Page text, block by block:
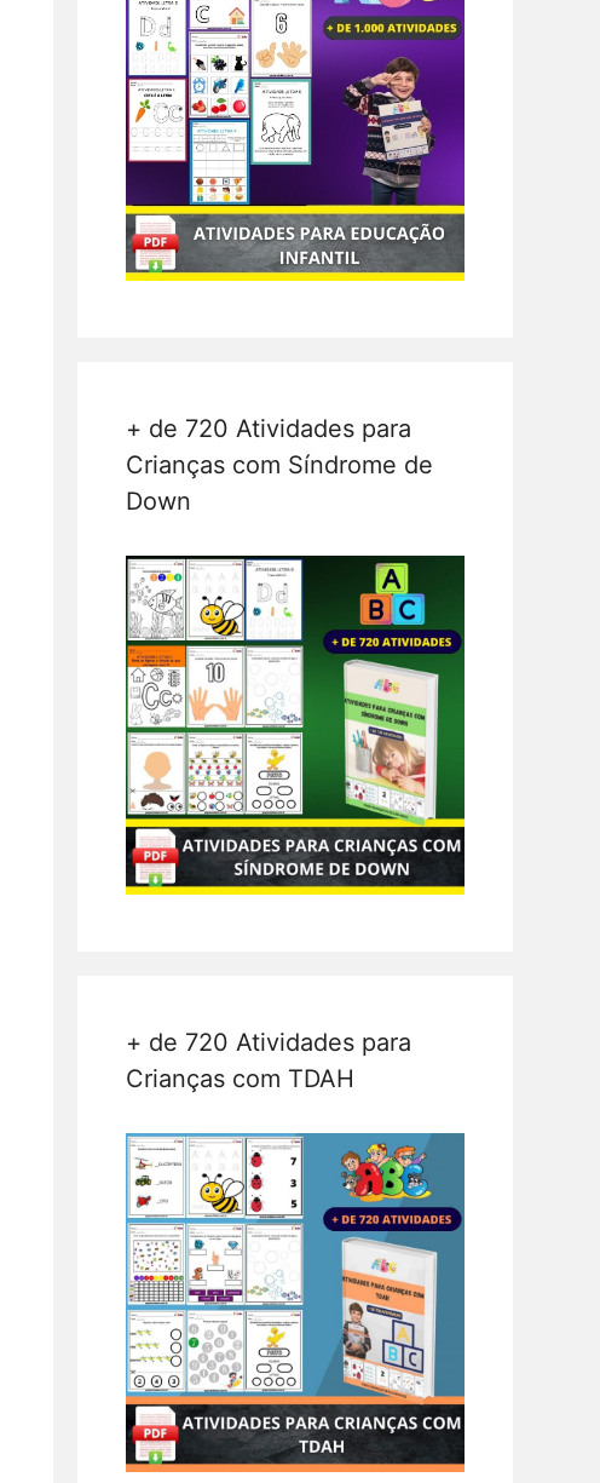
+ de 720 Atividades para
Crianças com Síndrome de
Down
+ de 720 Atividades para
Crianças com TDAH